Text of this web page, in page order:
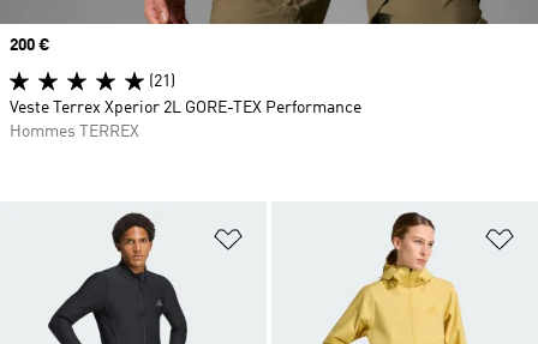
Ajouter à la Liste de produits
Prix
200 €
(21)
Veste Terrex Xperior 2L GORE-TEX Performance
Hommes TERREX